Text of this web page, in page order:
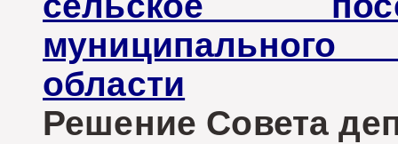
муниципального
области
Решение Совета